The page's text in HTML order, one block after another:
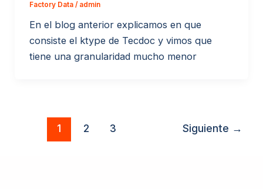
Factory Data/ admin
En el blog anterior explicamos en que
consiste el ktype de Tecdoc y vimos que
tiene una granularidad mucho menor
1 2 3 Siguiente →